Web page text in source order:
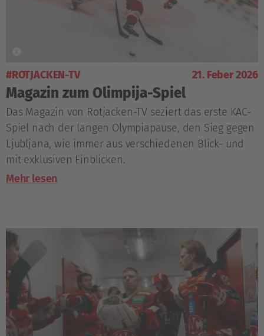
#ROTJACKEN-TV 21. Feber 2026
Magazin zum Olimpija-Spiel
Das Magazin von Rotjacken-TV seziert das erste KAC-
Spiel nach der langen Olympiapause, den Sieg gegen
Ljubljana, wie immer aus verschiedenen Blick- und
mit exklusiven Einblicken.
Mehr lesen